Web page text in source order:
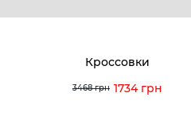
Кроссовки
3468 грн 1734 грн